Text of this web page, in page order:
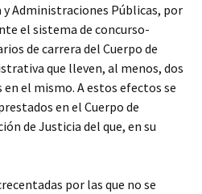
Administraciones Públicas, por
el sistema de concurso-
de carrera del Cuerpo de
que lleven, al menos, dos
el mismo. A estos efectos se
en el Cuerpo de
de Justicia del que, en su
por las que no se